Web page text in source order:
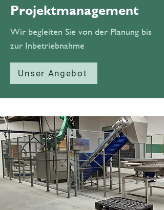
Projektmanagement
Wir begleiten Sie von der Planung bis
zur Inbetriebnahme
Unser Angebot